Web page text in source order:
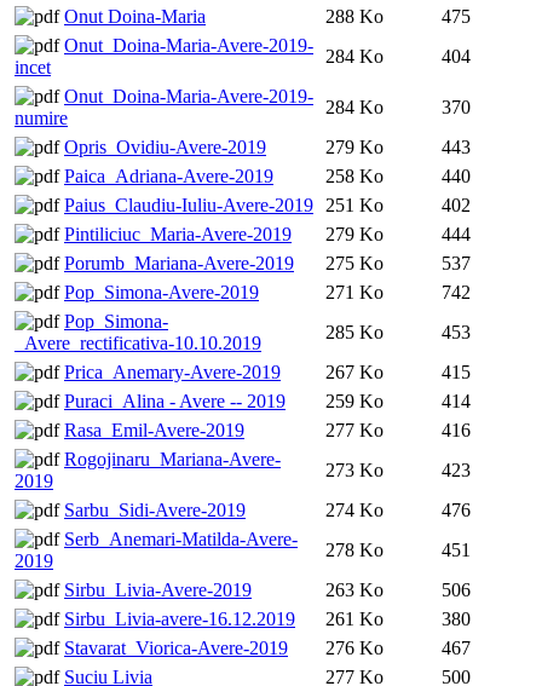
Onut Doina-Maria
288 Ko
475
Onut_Doina-Maria-Avere-2019-
incet
284 Ko
404
Onut_Doina-Maria-Avere-2019-
numire
284 Ko
370
Opris_Ovidiu-Avere-2019
279 Ko
443
Paica_Adriana-Avere-2019
258 Ko
440
Paius_Claudiu-Iuliu-Avere-2019
251 Ko
402
Pintiliciuc_Maria-Avere-2019
279 Ko
444
Porumb_Mariana-Avere-2019
275 Ko
537
Pop_Simona-Avere-2019
271 Ko
742
Pop_Simona-
_Avere_rectificativa-10.10.2019
285 Ko
453
Prica_Anemary-Avere-2019
267 Ko
415
Puraci_Alina - Avere -- 2019
259 Ko
414
Rasa_Emil-Avere-2019
277 Ko
416
Rogojinaru_Mariana-Avere-
2019
273 Ko
423
Sarbu_Sidi-Avere-2019
274 Ko
476
Serb_Anemari-Matilda-Avere-
2019
278 Ko
451
Sirbu_Livia-Avere-2019
263 Ko
506
Sirbu_Livia-avere-16.12.2019
261 Ko
380
Stavarat_Viorica-Avere-2019
276 Ko
467
Suciu Livia
277 Ko 500